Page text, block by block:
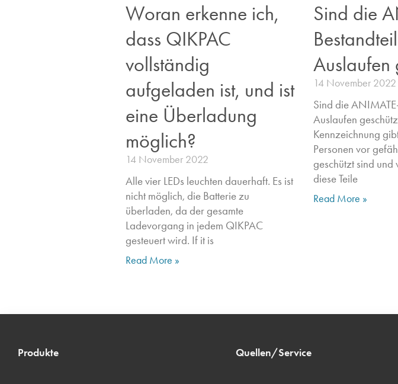
Woran erkenne ich,
dass QIKPAC
vollständig
aufgeladen ist, und ist
eine Überladung
möglich?
14 November 2022
Alle vier LEDs leuchten dauerhaft. Es ist
nicht möglich, die Batterie zu
überladen, da der gesamte
Ladevorgang in jedem QIKPAC
gesteuert wird. If it is
Read More »
Sind die
Auslaufen
14 November 2022
Sind die
Auslaufen
Kennzeichnung
Personen vor
geschützt sind und
diese Teile
Read More »
Produkte Quellen/Service